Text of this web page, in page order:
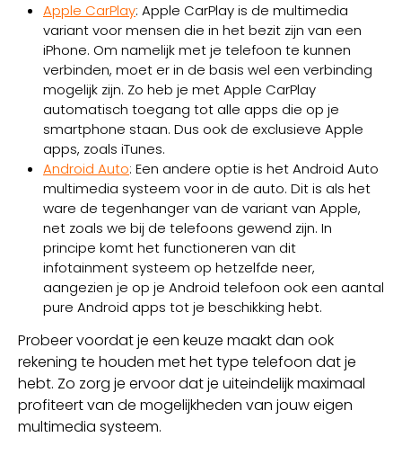
Apple CarPlay: Apple CarPlay is de multimedia
variant voor mensen die in het bezit zijn van een
iPhone. Om namelijk met je telefoon te kunnen
verbinden, moet er in de basis wel een verbinding
mogelijk zijn. Zo heb je met Apple CarPlay
automatisch toegang tot alle apps die op je
smartphone staan. Dus ook de exclusieve Apple
apps, zoals iTunes.
Android Auto: Een andere optie is het Android Auto
multimedia systeem voor in de auto. Dit is als het
ware de tegenhanger van de variant van Apple,
net zoals we bij de telefoons gewend zijn. In
principe komt het functioneren van dit
infotainment systeem op hetzelfde neer,
aangezien je op je Android telefoon ook een aantal
pure Android apps tot je beschikking hebt.
Probeer voordat je een keuze maakt dan ook
rekening te houden met het type telefoon dat je
hebt. Zo zorg je ervoor dat je uiteindelijk maximaal
profiteert van de mogelijkheden van jouw eigen
multimedia systeem.